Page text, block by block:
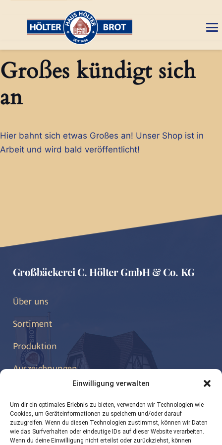
Einwilligung verwalten
Um dir ein optimales Erlebnis zu bieten, verwenden wir Technologien wie
Cookies, um Geräteinformationen zu speichern und/oder darauf
zuzugreifen. Wenn du diesen Technologien zustimmst, können wir Daten
wie das Surfverhalten oder eindeutige IDs auf dieser Website verarbeiten.
Wenn du deine Einwilligung nicht erteilst oder zurückziehst, können
Großes kündigt sich
an
Hier bahnt sich etwas Großes an! Unser Shop ist in
Arbeit und wird bald veröffentlicht!
Großbäckerei C. Hölter GmbH & Co. KG
Über uns
Sortiment
Produktion
Auszeichnungen
info@hoelter-brot.de